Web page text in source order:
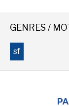
FORUM
EDITIONS
GENRES /
sf